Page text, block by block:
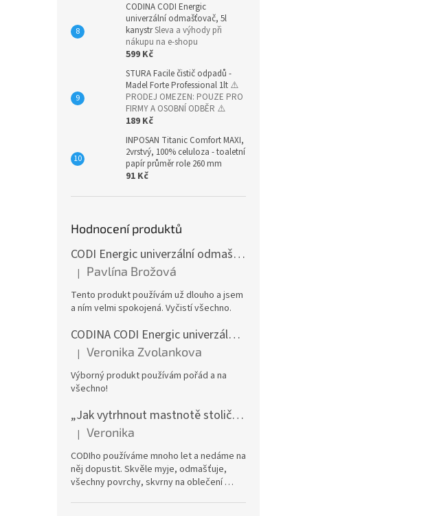
CODINA CODI Energic
univerzální odmašťovač, 5l
kanystrSleva a výhody při
nákupu na e-shopu
599 Kč
STURA Facile čistič odpadů -
Madel Forte Professional 1lt ⚠️
PRODEJ OMEZEN: POUZE PRO
FIRMY A OSOBNÍ ODBĚR ⚠️
189 Kč
INPOSAN Titanic Comfort MAXI,
2vrstvý, 100% celuloza - toaletní
papír průměr role 260 mm
91 Kč
Hodnocení produktů
CODI Energic univerzální odmašťovač s rozprašovačem, 750 ml
Hodnocení produktu je 5 z 5 hvězdiček.
| Pavlína Brožová
Tento produkt používám už dlouho a jsem
a ním velmi spokojená. Vyčistí všechno.
CODINA CODI Energic univerzální odmašťovač, 5l kanystr
Hodnocení produktu je 5 z 5 hvězdiček.
| Veronika Zvolankova
Výborný produkt používám pořád a na
všechno!
„Jak vytrhnout mastnotě stoličku“ – CODI Energic univerzální odmašťovač 750 ml (náplň), karton 12 ks | dlouhodobá zásoba
Hodnocení produktu je 5 z 5 hvězdiček.
| Veronika
CODIho používáme mnoho let a nedáme na
něj dopustit. Skvěle myje, odmašťuje,
všechny povrchy, skvrny na oblečení …